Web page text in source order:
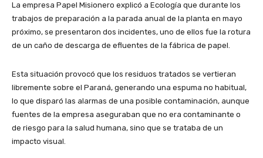
La empresa Papel Misionero explicó a Ecología que durante los
trabajos de preparación a la parada anual de la planta en mayo
próximo, se presentaron dos incidentes, uno de ellos fue la rotura
de un caño de descarga de efluentes de la fábrica de papel.
Esta situación provocó que los residuos tratados se vertieran
libremente sobre el Paraná, generando una espuma no habitual,
lo que disparó las alarmas de una posible contaminación, aunque
fuentes de la empresa aseguraban que no era contaminante o
de riesgo para la salud humana, sino que se trataba de un
impacto visual.